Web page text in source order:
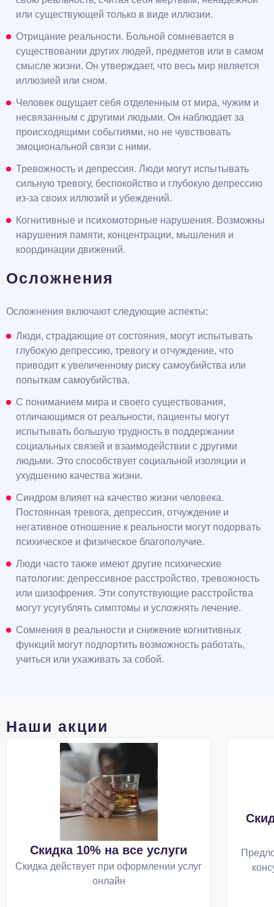
или существующей только в виде иллюзии.
Отрицание реальности. Больной сомневается в
существовании других людей, предметов или в самом
смысле жизни. Он утверждает, что весь мир является
иллюзией или сном.
Человек ощущает себя отделенным от мира, чужим и
несвязанным с другими людьми. Он наблюдает за
происходящими событиями, но не чувствовать
эмоциональной связи с ними.
Тревожность и депрессия. Люди могут испытывать
сильную тревогу, беспокойство и глубокую депрессию
из-за своих иллюзий и убеждений.
Когнитивные и психомоторные нарушения. Возможны
нарушения памяти, концентрации, мышления и
координации движений.
Осложнения
Осложнения включают следующие аспекты:
Люди, страдающие от состояния, могут испытывать
глубокую депрессию, тревогу и отчуждение, что
приводит к увеличенному риску самоубийства или
попыткам самоубийства.
С пониманием мира и своего существования,
отличающимся от реальности, пациенты могут
испытывать большую трудность в поддержании
социальных связей и взаимодействии с другими
людьми. Это способствует социальной изоляции и
ухудшению качества жизни.
Синдром влияет на качество жизни человека.
Постоянная тревога, депрессия, отчуждение и
негативное отношение к реальности могут подорвать
психическое и физическое благополучие.
Люди часто также имеют другие психические
патологии: депрессивное расстройство, тревожность
или шизофрения. Эти сопутствующие расстройства
могут усугублять симптомы и усложнять лечение.
Сомнения в реальности и снижение когнитивных
функций могут подпортить возможность работать,
учиться или ухаживать за собой.
Наши акции
Скидка 10% на все услуги
Скидка действует при оформлении услуг
онлайн